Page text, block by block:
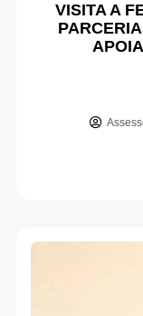
VISITA A